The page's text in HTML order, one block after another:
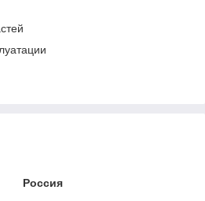
Россия